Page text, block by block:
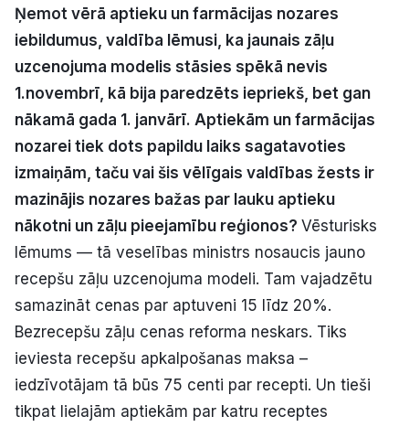
Reklāma
Politiskā reklāma
Par mums
Kontakti
Ziņo redakcijai
E-avīze
Ņemot vērā aptieku un farmācijas nozares
iebildumus, valdība lēmusi, ka jaunais zāļu
uzcenojuma modelis stāsies spēkā nevis
1.novembrī, kā bija paredzēts iepriekš, bet gan
nākamā gada 1. janvārī. Aptiekām un farmācijas
nozarei tiek dots papildu laiks sagatavoties
izmaiņām, taču vai šis vēlīgais valdības žests ir
mazinājis nozares bažas par lauku aptieku
nākotni un zāļu pieejamību reģionos? Vēsturisks
lēmums — tā veselības ministrs nosaucis jauno
recepšu zāļu uzcenojuma modeli. Tam vajadzētu
samazināt cenas par aptuveni 15 līdz 20%.
Bezrecepšu zāļu cenas reforma neskars. Tiks
ieviesta recepšu apkalpošanas maksa –
iedzīvotājam tā būs 75 centi par recepti. Un tieši
tikpat lielajām aptiekām par katru receptes